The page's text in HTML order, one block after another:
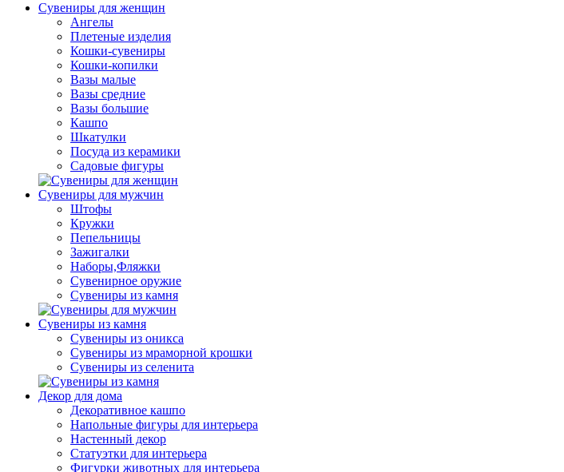
Сувениры для женщин
Ангелы
Плетеные изделия
Кошки-сувениры
Кошки-копилки
Вазы малые
Вазы средние
Вазы большие
Кашпо
Шкатулки
Посуда из керамики
Садовые фигуры
Сувениры для мужчин
Штофы
Кружки
Пепельницы
Зажигалки
Наборы,Фляжки
Сувенирное оружие
Сувениры из камня
Сувениры из камня
Сувениры из оникса
Сувениры из мраморной крошки
Сувениры из селенита
Декор для дома
Декоративное кашпо
Напольные фигуры для интерьера
Настенный декор
Статуэтки для интерьера
Фигурки животных для интерьера